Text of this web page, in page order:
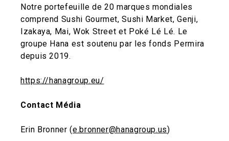
Notre portefeuille de 20 marques mondiales
comprend Sushi Gourmet, Sushi Market, Genji,
Izakaya, Mai, Wok Street et Poké Lé Lé. Le
groupe Hana est soutenu par les fonds Permira
depuis 2019.
https://hanagroup.eu/
Contact Média
Erin Bronner (e.bronner@hanagroup.us)